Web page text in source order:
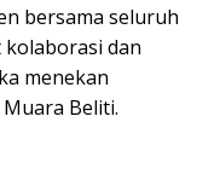
bersama seluruh
dan
menekan
Beliti.